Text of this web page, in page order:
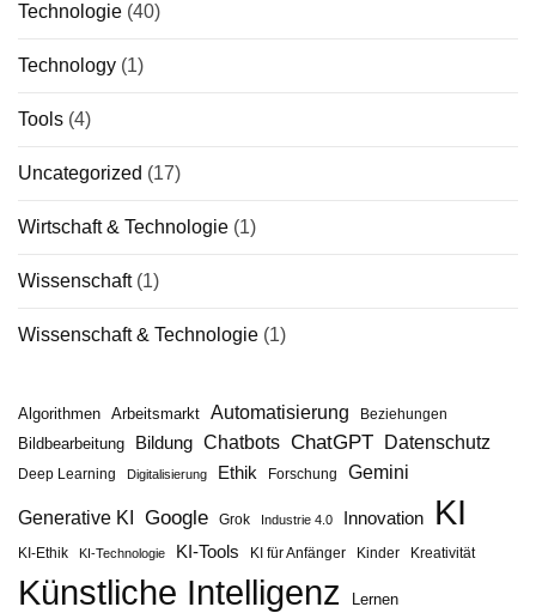
Technologie (40)
Technology (1)
Tools (4)
Uncategorized (17)
Wirtschaft & Technologie (1)
Wissenschaft(1)
Wissenschaft & Technologie (1)
Algorithmen Arbeitsmarkt Automatisierung Beziehungen
Bildbearbeitung Bildung Chatbots ChatGPT Datenschutz
Deep Learning Digitalisierung Ethik Forschung Gemini
Generative KI Google Grok Industrie 4.0 Innovation KI
KI-Ethik KI-Technologie KI-Tools KI für Anfänger Kinder Kreativität
Künstliche Intelligenz
Lernen